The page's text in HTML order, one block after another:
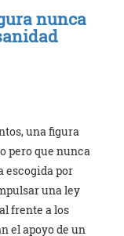
nunca
una figura
pero que nunca
escogida por
una ley
frente a los
el apoyo de un